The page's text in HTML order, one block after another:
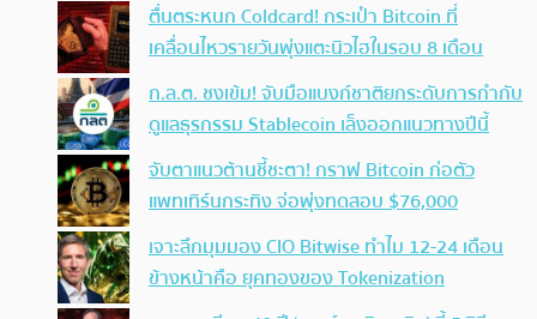
ตื่นตระหนก Coldcard! กระเป๋า Bitcoin ที่
เคลื่อนไหวรายวันพุ่งแตะนิวไฮในรอบ 8 เดือน
ก.ล.ต. ชงเข้ม! จับมือแบงก์ชาติยกระดับการกำกับ
ดูแลธุรกรรม Stablecoin เล็งออกแนวทางปีนี้
จับตาแนวต้านชี้ชะตา! กราฟ Bitcoin ก่อตัว
แพทเทิร์นกระทิง จ่อพุ่งทดสอบ $76,000
เจาะลึกมุมมอง CIO Bitwise ทำไม 12-24 เดือน
ข้างหน้าคือ ยุคทองของ Tokenization